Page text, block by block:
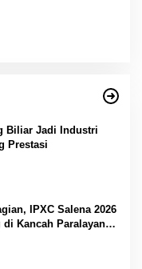
Biliar Jadi Industri
Prestasi
IPXC Salena 2026
Kancah Paralayang